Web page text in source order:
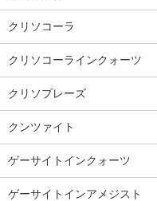
クリソコーラ
クリソコーラインクォーツ
クリソプレーズ
クンツァイト
ゲーサイトインクォーツ
ゲーサイトインアメジスト